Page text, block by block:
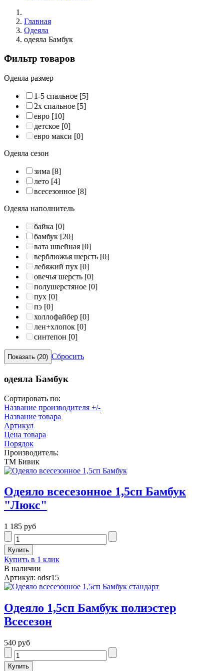
Главная
Одеяла
одеяла Бамбук
Фильтр товаров
Одеяла размер
1-5 спальное [5]
2х спальное [5]
евро [10]
детское [0]
евро макси [0]
Одеяла сезон
зима [8]
лето [4]
всесезонное [8]
Одеяла наполнитель
байка [0]
бамбук [20]
вата швейная [0]
верблюжья шерсть [0]
лебяжий пух [0]
овечья шерсть [0]
полушерстяное [0]
пух [0]
пэ [0]
холлофайбер [0]
лен+хлопок [0]
синтепон [0]
Сбросить
одеяла Бамбук
Сортировать по:
Название производителя +/-
Название товара
Артикул
Цена товара
Порядок
Производитель:
ТМ Бивик
Одеяло всесезонное 1,5сп Бамбук
"Люкс"
1 185 руб
Купить в 1 клик
В наличии
Артикул: odsr15
Одеяло 1,5сп Бамбук полиэстер
Всесезон
540 руб